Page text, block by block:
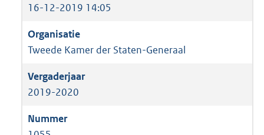
16-12-2019 14:05
Tweede Kamer der Staten-Generaal
2019-2020